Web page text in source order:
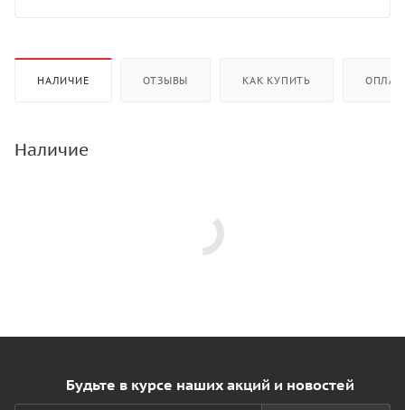
НАЛИЧИЕ ОТЗЫВЫ КАК КУПИТЬ
Наличие
Будьте в курсе наших акций и новостей